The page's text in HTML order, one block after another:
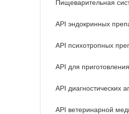
API эндокринных
API психотропных
API диагностических
API ветеринарной